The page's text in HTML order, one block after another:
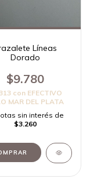
Líneas
Dorado
$9.780
con EFECTIVO
MAR DEL PLATA
sin interés de
$3.260